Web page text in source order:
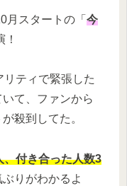
月スタートの「 今
！
ティで緊張した
て、ファンから
殺到してた。
、付き合った人数3
りがわかるよ